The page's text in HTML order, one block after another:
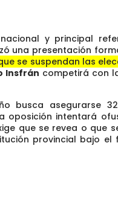
y principal
una presentación
se suspendan las
Insfrán competirá con
busca asegurarse
oposición intentará
que se revea o que
provincial bajo el